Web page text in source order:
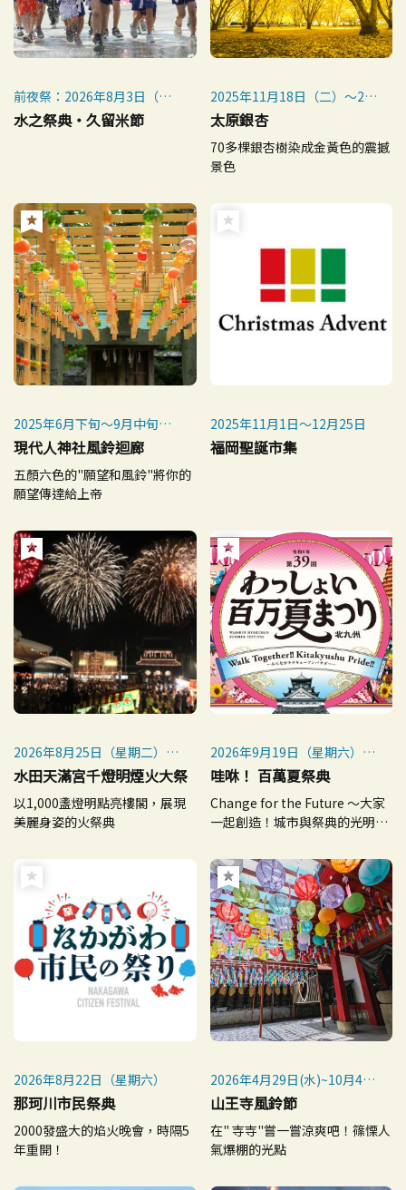
前夜祭：2026年8月3日（星
期一）
本祭：2026年8月4日（星期
水之祭典・久留米節
2025年11月18日（二）～24
日（一・假日）
每年11月中旬到下旬
太原銀杏
70多棵銀杏樹染成金黃色的震撼
景色
2025年6月下旬～9月中旬
（預定）
現代人神社風鈴迴廊
五顏六色的"願望和風鈴"將你的
願望傳達給上帝
2025年11月1日〜12月25日
福岡聖誕市集
2026年8月25日（星期二）
※每年8月25日舉行
※雨天時延期至8月26日（星
期三）
水田天滿宮千燈明煙火大祭
以1,000盞燈明點亮樓閣，展現
美麗身姿的火祭典
2026年9月19日（星期六）～
9月20日（星期日）
※雨天照常舉行，惡劣天氣取
消（預定）
哇咻！ 百萬夏祭典
Change for the Future ～大家
一起創造！城市與祭典的光明未
2026年8月22日（星期六）
那珂川市民祭典
2000發盛大的焰火晚會，時隔5
年重開！
2026年4月29日(水)~10月4日
(日)
山王寺風鈴節
在" 寺寺"嘗一嘗涼爽吧！篠慄人
氣爆棚的光點